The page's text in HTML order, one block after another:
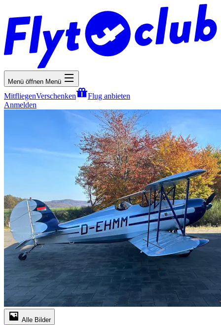
Menü öffnen Menü
MitfliegenVerschenken
Flug anbieten
Anmelden
Alle Bilder